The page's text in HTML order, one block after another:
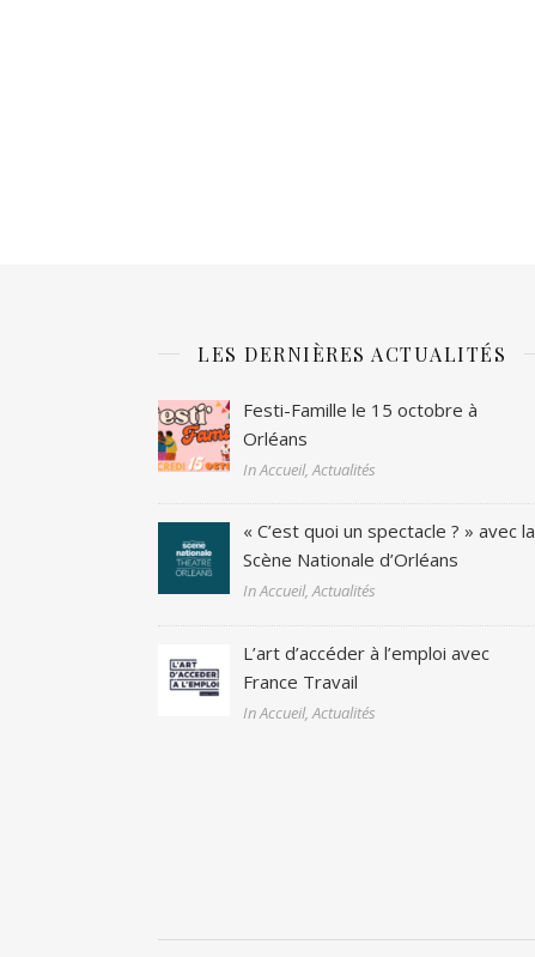
LES DERNIÈRES ACTUALITÉS
Festi-Famille le 15 octobre à
Orléans
In Accueil, Actualités
« C’est quoi un spectacle ? » avec la
Scène Nationale d’Orléans
In Accueil, Actualités
L’art d’accéder à l’emploi avec
France Travail
In Accueil, Actualités